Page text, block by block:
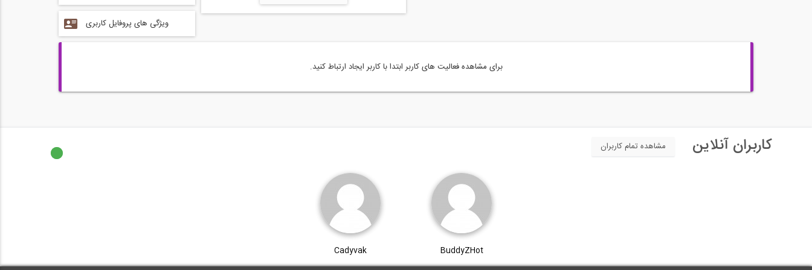
ویژگی های پروفایل کاربری
برای مشاهده فعالیت های کاربر ابتدا با کاربر ایجاد ارتباط کنید.
کاربران آنلاین مشاهده تمام کاربران
BuddyZHot
Cadyvak